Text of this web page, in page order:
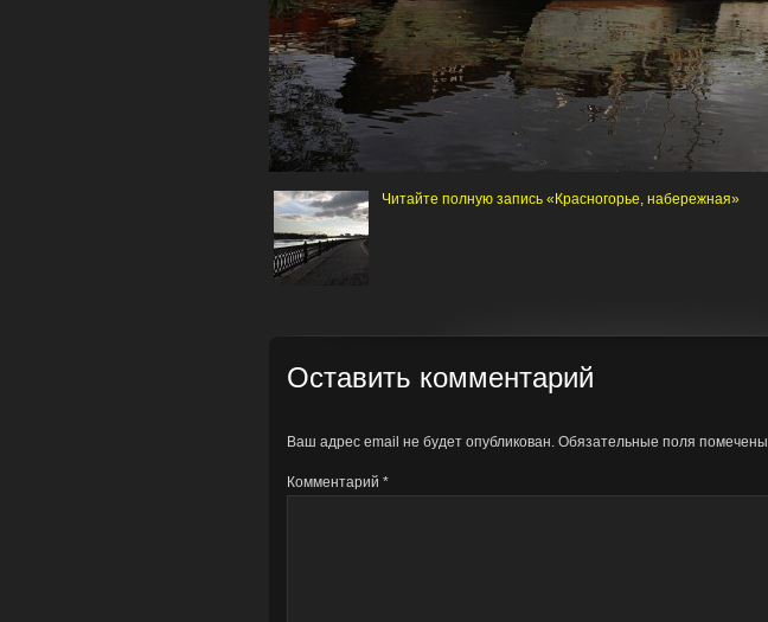
Читайте полную запись «Красногорье, набережная»
Оставить комментарий
Ваш адрес email не будет опубликован. Обязательные поля помечены
Комментарий *